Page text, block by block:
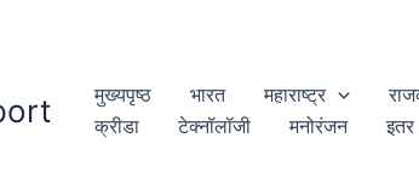
मुख्यपृष्ठ भारत महाराष्ट्र
क्रीडा
टेक्नॉलॉजी मनोरंजन इतर